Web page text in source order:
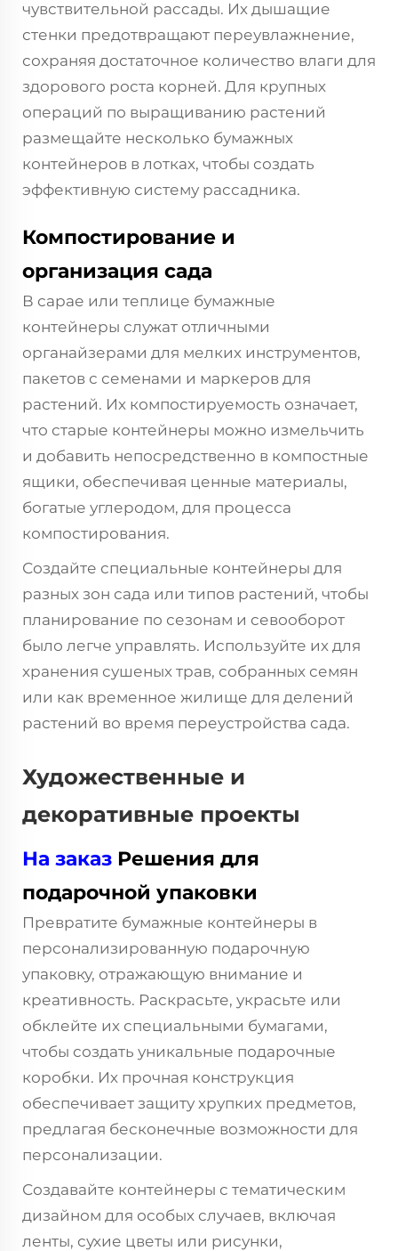
чувствительной рассады. Их дышащие
стенки предотвращают переувлажнение,
сохраняя достаточное количество влаги для
здорового роста корней. Для крупных
операций по выращиванию растений
размещайте несколько бумажных
контейнеров в лотках, чтобы создать
эффективную систему рассадника.
Компостирование и
организация сада
В сарае или теплице бумажные
контейнеры служат отличными
органайзерами для мелких инструментов,
пакетов с семенами и маркеров для
растений. Их компостируемость означает,
что старые контейнеры можно измельчить
и добавить непосредственно в компостные
ящики, обеспечивая ценные материалы,
богатые углеродом, для процесса
компостирования.
Создайте специальные контейнеры для
разных зон сада или типов растений, чтобы
планирование по сезонам и севооборот
было легче управлять. Используйте их для
хранения сушеных трав, собранных семян
или как временное жилище для делений
растений во время переустройства сада.
Художественные и
декоративные проекты
На заказ Решения для
подарочной упаковки
Превратите бумажные контейнеры в
персонализированную подарочную
упаковку, отражающую внимание и
креативность. Раскрасьте, украсьте или
обклейте их специальными бумагами,
чтобы создать уникальные подарочные
коробки. Их прочная конструкция
обеспечивает защиту хрупких предметов,
предлагая бесконечные возможности для
персонализации.
Создавайте контейнеры с тематическим
дизайном для особых случаев, включая
ленты, сухие цветы или рисунки,